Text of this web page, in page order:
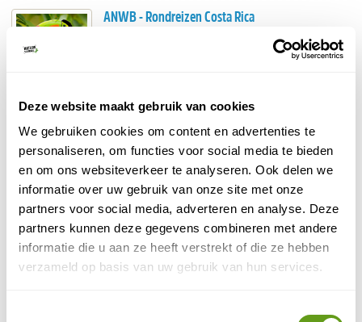
Deze website maakt gebruik van cookies
We gebruiken cookies om content en advertenties te
personaliseren, om functies voor social media te bieden
en om ons websiteverkeer te analyseren. Ook delen we
informatie over uw gebruik van onze site met onze
partners voor social media, adverteren en analyse. Deze
partners kunnen deze gegevens combineren met andere
informatie die u aan ze heeft verstrekt of die ze hebben
verzameld op basis van uw gebruik van hun services.
ANWB - Rondreizen Costa Rica
Mooi aanbod aan individuele- en groepsreizen
stranden.
BEKIJK
Koning Aap - Groepsreis Costa Rica
Groepsreis
Duurzame groepsreizen naar Costa Rica.
Veel aandacht voor dieren & planten.
Monteverde.